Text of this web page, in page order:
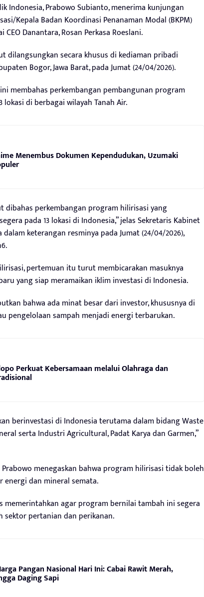
Indonesia, Prabowo Subianto, menerima kunjungan
Kepala Badan Koordinasi Penanaman Modal (BKPM)
Danantara, Rosan Perkasa Roeslani.
dilangsungkan secara khusus di kediaman pribadi
Bogor, Jawa Barat, pada Jumat (24/04/2026).
membahas perkembangan pembangunan program
di berbagai wilayah Tanah Air.
Menembus Dokumen Kependudukan, Uzumaki
dibahas perkembangan program hilirisasi yang
pada 13 lokasi di Indonesia,” jelas Sekretaris Kabinet
dalam keterangan resminya pada Jumat (24/04/2026),
pertemuan itu turut membicarakan masuknya
yang siap meramaikan iklim investasi di Indonesia.
bahwa ada minat besar dari investor, khususnya di
pengelolaan sampah menjadi energi terbarukan.
Perkuat Kebersamaan melalui Olahraga dan
berinvestasi di Indonesia terutama dalam bidang Waste
serta Industri Agricultural, Padat Karya dan Garmen,”
Prabowo menegaskan bahwa program hilirisasi tidak boleh
energi dan mineral semata.
memerintahkan agar program bernilai tambah ini segera
pertanian dan perikanan.
Pangan Nasional Hari Ini: Cabai Rawit Merah,
Daging Sapi